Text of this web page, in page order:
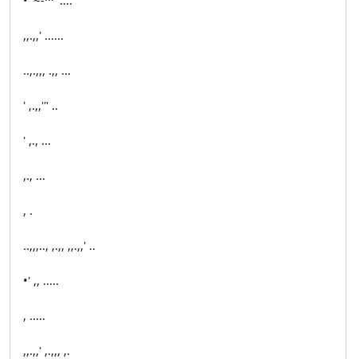
,,.,,' ......
..,.,,, .,, ...
' ,.,,'" ..
' ,., ...
,., ...
, .
..,,,.., ,.,, ,,.,,' ..
•' ,, .....
, .....
,,.,,' ,.,,, ,.